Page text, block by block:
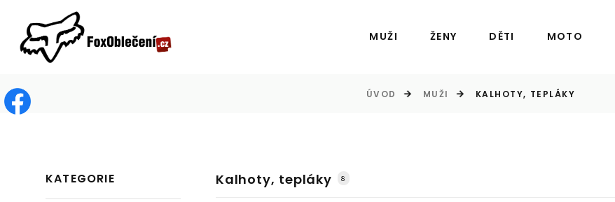
MUŽI ŽENY DĚTI MOTO
ÚVOD MUŽI KALHOTY, TEPLÁKY
KATEGORIE Kalhoty, tepláky 8